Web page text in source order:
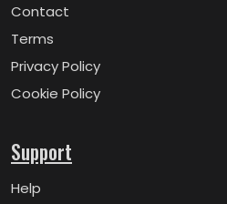
Contact
Terms
Privacy Policy
Cookie Policy
Support
Help